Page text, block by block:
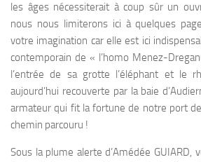
les âges nécessiterait à coup sûr un
nous nous limiterons ici à quelques
votre imagination car elle est ici
contemporain de « l’homo Menez-
l’entrée de sa grotte l’éléphant et le
aujourd’hui recouverte par la baie
armateur qui fit la fortune de notre port
chemin parcouru !
Sous la plume alerte d’Amédée GUIARD,